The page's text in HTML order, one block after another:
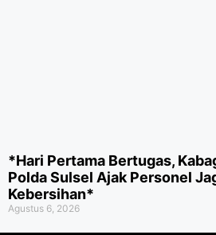
*Hari Pertama Bertugas,
Polda Sulsel Ajak Personel
Kebersihan*
Agustus 6, 2026